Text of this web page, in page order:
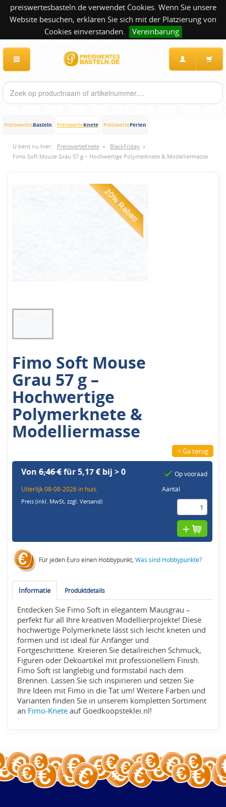
preiswertesbasteln.de verwendet Cookies. Wenn Sie unsere
Website besuchen, erklären Sie sich mit der Platzierung von
Cookies einverstanden.
Vereinbarung
PreiswertesBasteln PreiswerteKnete PreiswertePerlen
U bent nu hier: PreiswerteKnete » BlackFriday »
Fimo Soft Mouse Grau 57 g – Hochwertige Polymerknete & Modelliermasse
20% Rabatt
Fimo Soft Mouse
Grau 57 g –
Hochwertige
Polymerknete &
Modelliermasse
< Ga terug
Von6,46 €für 5,17 € bij > 0
Uiterlijk 08-08-2026 in huis.
Preis (inkl. MwSt,zzgl. Versand)
Op vooraad
Aantal
Für jeden Euro einen Hobbypunkt,Was sind Hobbypunkte?
Informatie Produktdetails
Entdecken Sie Fimo Soft in elegantem Mausgrau –
perfekt für all Ihre kreativen Modellierprojekte! Diese
hochwertige Polymerknete lässt sich leicht kneten und
formen und ist ideal für Anfänger und
Fortgeschrittene. Kreieren Sie detailreichen Schmuck,
Figuren oder Dekoartikel mit professionellem Finish.
Fimo Soft ist langlebig und formstabil nach dem
Brennen. Lassen Sie sich inspirieren und setzen Sie
Ihre Ideen mit Fimo in die Tat um! Weitere Farben und
Varianten finden Sie in unserem kompletten Sortiment
an Fimo-Knete auf Goedkoopsteklei.nl!